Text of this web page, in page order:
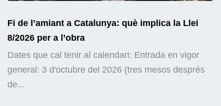
Fi de l’amiant a Catalunya: què implica la Llei
8/2026 per a l’obra
Dates que cal tenir al calendari: Entrada en vigor
general: 3 d'octubre del 2026 (tres mesos després
de...